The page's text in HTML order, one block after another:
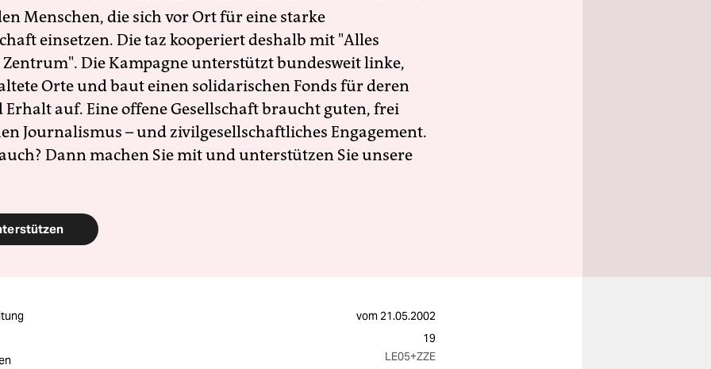
Menschen, die sich vor Ort für eine starke
einsetzen. Die taz kooperiert deshalb mit "Alles
Die Kampagne unterstützt bundesweit linke,
Orte und baut einen solidarischen Fonds für deren
Erhalt auf. Eine offene Gesellschaft braucht guten, frei
Journalismus – und zivilgesellschaftliches Engagement.
Dann machen Sie mit und unterstützen Sie unsere
vom21.05.2002
19
LE05+ZZE